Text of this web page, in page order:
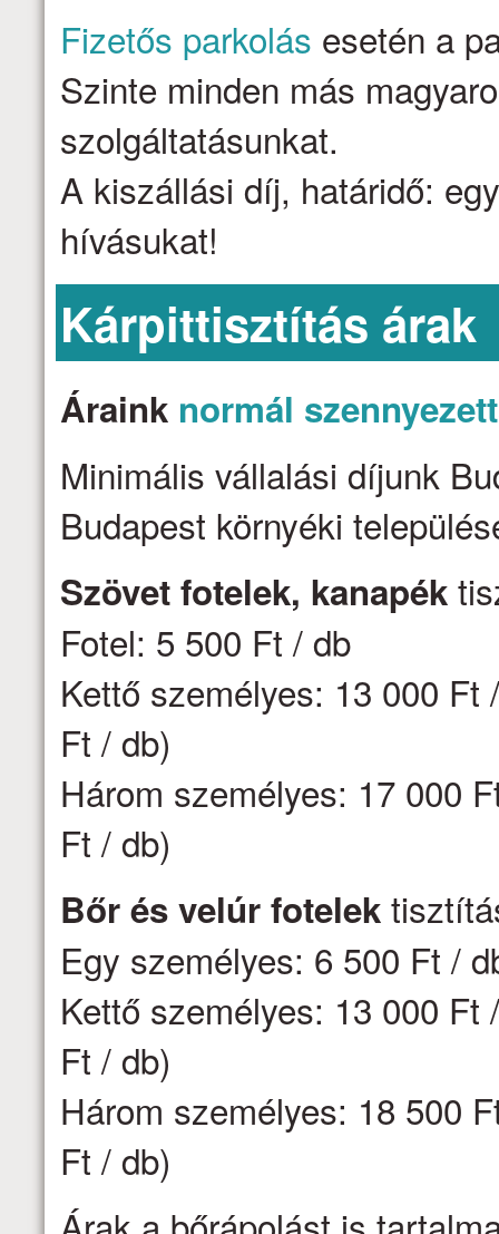
Fizetős parkolás esetén a
Szinte minden más
szolgáltatásunkat.
A kiszállási díj, határidő:
hívásukat!
Kárpittisztítás árak
Áraink normál
Minimális vállalási díjunk
Budapest környéki
Szövet fotelek, kanapék
Fotel: 5 500 Ft / db
Kettő személyes: 13 000
Ft / db)
Három személyes: 17 000
Ft / db)
Bőr és velúr fotelek
Egy személyes: 6 500 Ft /
Kettő személyes: 13 000
Ft / db)
Három személyes: 18 500
Ft / db)